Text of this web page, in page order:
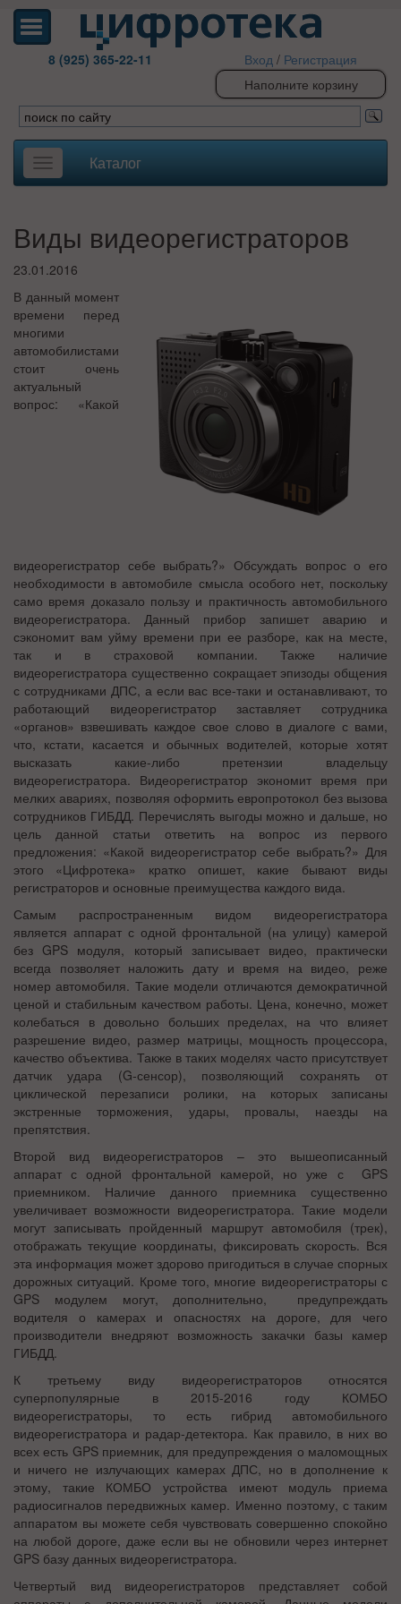
8 (925) 365-22-11 Вход / Регистрация
Наполните корзину
Toggle
navigation
Каталог
Виды видеорегистраторов
23.01.2016
В данный момент
времени перед
многими
автомобилистами
стоит очень
актуальный
вопрос: «Какой
видеорегистратор себе выбрать?» Обсуждать вопрос о его
необходимости в автомобиле смысла особого нет, поскольку
само время доказало пользу и практичность автомобильного
видеорегистратора. Данный прибор запишет аварию и
сэкономит вам уйму времени при ее разборе, как на месте,
так и в страховой компании. Также наличие
видеорегистратора существенно сокращает эпизоды общения
с сотрудниками ДПС, а если вас все-таки и останавливают, то
работающий видеорегистратор заставляет сотрудника
«органов» взвешивать каждое свое слово в диалоге с вами,
что, кстати, касается и обычных водителей, которые хотят
высказать какие-либо претензии владельцу
видеорегистратора. Видеорегистратор экономит время при
мелких авариях, позволяя оформить европротокол без вызова
сотрудников ГИБДД. Перечислять выгоды можно и дальше, но
цель данной статьи ответить на вопрос из первого
предложения: «Какой видеорегистратор себе выбрать?» Для
этого «Цифротека» кратко опишет, какие бывают виды
регистраторов и основные преимущества каждого вида.
Самым распространенным видом видеорегистратора
является аппарат с одной фронтальной (на улицу) камерой
без GPS модуля, который записывает видео, практически
всегда позволяет наложить дату и время на видео, реже
номер автомобиля. Такие модели отличаются демократичной
ценой и стабильным качеством работы. Цена, конечно, может
колебаться в довольно больших пределах, на что влияет
разрешение видео, размер матрицы, мощность процессора,
качество объектива. Также в таких моделях часто присутствует
датчик удара (G-сенсор), позволяющий сохранять от
циклической перезаписи ролики, на которых записаны
экстренные торможения, удары, провалы, наезды на
препятствия.
Второй вид видеорегистраторов – это вышеописанный
аппарат с одной фронтальной камерой, но уже с GPS
приемником. Наличие данного приемника существенно
увеличивает возможности видеорегистратора. Такие модели
могут записывать пройденный маршрут автомобиля (трек),
отображать текущие координаты, фиксировать скорость. Вся
эта информация может здорово пригодиться в случае спорных
дорожных ситуаций. Кроме того, многие видеорегистраторы с
GPS модулем могут, дополнительно, предупреждать
водителя о камерах и опасностях на дороге, для чего
производители внедряют возможность закачки базы камер
ГИБДД.
К третьему виду видеорегистраторов относятся
суперпопулярные в 2015-2016 году КОМБО
видеорегистраторы, то есть гибрид автомобильного
видеорегистратора и радар-детектора. Как правило, в них во
всех есть GPS приемник, для предупреждения о маломощных
и ничего не излучающих камерах ДПС, но в дополнение к
этому, такие КОМБО устройства имеют модуль приема
радиосигналов передвижных камер. Именно поэтому, с таким
аппаратом вы можете себя чувствовать совершенно спокойно
на любой дороге, даже если вы не обновили через интернет
GPS базу данных видеорегистратора.
Четвертый вид видеорегистраторов представляет собой